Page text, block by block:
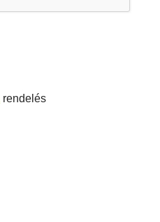
rendelés